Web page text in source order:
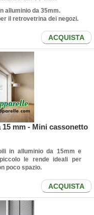
alluminio da 35mm.
il retrovetrina dei negozi.
ACQUISTA
mm - Mini cassonetto
in alluminio da 15mm e
le rende ideali per
poco spazio.
ACQUISTA